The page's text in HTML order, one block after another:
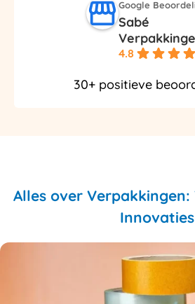
Sabé
4.8
30+ positieve
Alles over Verpakkingen:
Innovaties